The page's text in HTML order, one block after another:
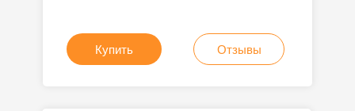
Отзывы
Купить